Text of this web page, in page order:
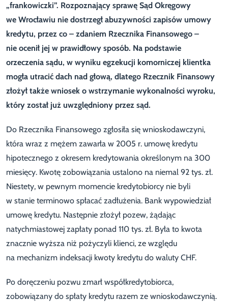
„frankowiczki”. Rozpoznający sprawę Sąd Okręgowy
we Wrocławiu nie dostrzegł abuzywności zapisów umowy
kredytu, przez co – zdaniem Rzecznika Finansowego –
nie ocenił jej w prawidłowy sposób. Na podstawie
orzeczenia sądu, w wyniku egzekucji komorniczej klientka
mogła utracić dach nad głową, dlatego Rzecznik Finansowy
złożył także wniosek o wstrzymanie wykonalności wyroku,
który został już uwzględniony przez sąd.
Do Rzecznika Finansowego zgłosiła się wnioskodawczyni,
która wraz z mężem zawarła w 2005 r. umowę kredytu
hipotecznego z okresem kredytowania określonym na 300
miesięcy. Kwotę zobowiązania ustalono na niemal 92 tys. zł.
Niestety, w pewnym momencie kredytobiorcy nie byli
w stanie terminowo spłacać zadłużenia. Bank wypowiedział
umowę kredytu. Następnie złożył pozew, żądając
natychmiastowej zapłaty ponad 110 tys. zł. Była to kwota
znacznie wyższa niż pożyczyli klienci, ze względu
na mechanizm indeksacji kwoty kredytu do waluty CHF.
Po doręczeniu pozwu zmarł współkredytobiorca,
zobowiązany do spłaty kredytu razem ze wnioskodawczynią.